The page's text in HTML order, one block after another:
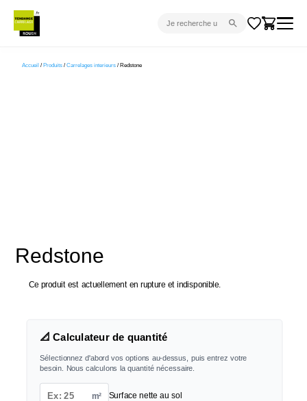
Accueil / Produits / Carrelages interieurs / Redstone
Redstone
Ce produit est actuellement en rupture et indisponible.
📐 Calculateur de quantité
Sélectionnez d'abord vos options au-dessus, puis entrez votre
besoin. Nous calculons la quantité nécessaire.
m² Surface nette au sol